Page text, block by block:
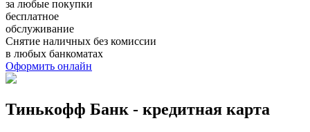
за любые покупки
бесплатное
обслуживание
Снятие наличных без комиссии
в любых банкоматах
Оформить онлайн
Тинькофф Банк - кредитная карта